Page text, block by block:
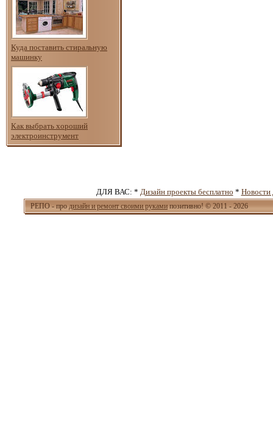
Куда поставить стиральную
машинку
Как выбрать хороший
электроинструмент
ДЛЯ ВАС: * Дизайн проекты бесплатно * Новости
РЕПО - про дизайн и ремонт своими руками позитивно! © 2011 - 2026